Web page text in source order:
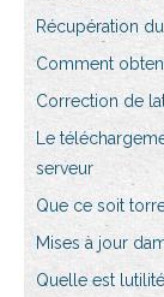
Récupération
Comment
Correction de
Le
serveur
Que ce soit
Mises à jour
Quelle est